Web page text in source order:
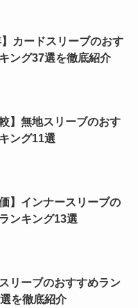
】カードスリーブのおす
ング37選を徹底紹介
較】無地スリーブのおす
ング11選
価】インナースリーブの
ンキング13選
リーブのおすすめラン
を徹底紹介